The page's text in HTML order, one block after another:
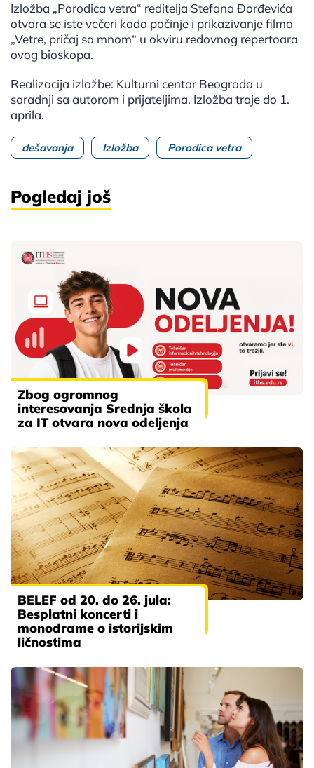
Izložba „Porodica vetra“ reditelja Stefana Đorđevića
otvara se iste večeri kada počinje i prikazivanje filma
„Vetre, pričaj sa mnom“ u okviru redovnog repertoara
ovog bioskopa.
Realizacija izložbe: Kulturni centar Beograda u
saradnji sa autorom i prijateljima. Izložba traje do 1.
aprila.
dešavanja Izložba Porodica vetra
Pogledaj još
Zbog ogromnog
interesovanja Srednja škola
za IT otvara nova odeljenja
BELEF od 20. do 26. jula:
Besplatni koncerti i
monodrame o istorijskim
ličnostima